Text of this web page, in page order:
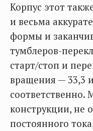
Корпус этот
и весьма
формы и
тумблеров-
старт/стоп и
вращения — 33,3
соответственно.
конструкции, не
постоянного